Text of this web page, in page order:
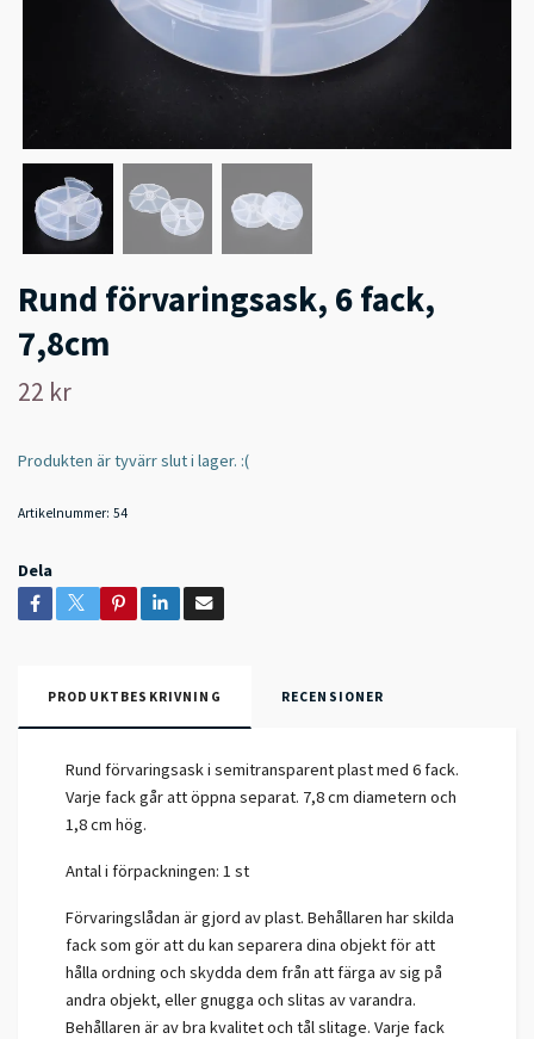
Rund förvaringsask, 6 fack,
7,8cm
22 kr
Produkten är tyvärr slut i lager. :(
Artikelnummer: 54
Dela
PRODUKTBESKRIVNING RECENSIONER
Rund förvaringsask i semitransparent plast med 6 fack.
Varje fack går att öppna separat. 7,8 cm diametern och
1,8 cm hög.
Antal i förpackningen: 1 st
Förvaringslådan är gjord av plast. Behållaren har skilda
fack som gör att du kan separera dina objekt för att
hålla ordning och skydda dem från att färga av sig på
andra objekt, eller gnugga och slitas av varandra.
Behållaren är av bra kvalitet och tål slitage. Varje fack